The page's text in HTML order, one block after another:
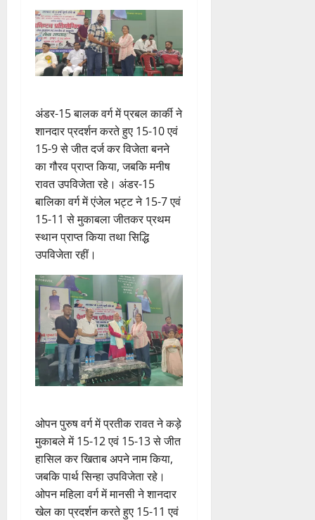
अंडर-15 बालक वर्ग में प्रबल कार्की ने
शानदार प्रदर्शन करते हुए 15-10 एवं
15-9 से जीत दर्ज कर विजेता बनने
का गौरव प्राप्त किया, जबकि मनीष
रावत उपविजेता रहे। अंडर-15
बालिका वर्ग में एंजेल भट्ट ने 15-7 एवं
15-11 से मुकाबला जीतकर प्रथम
स्थान प्राप्त किया तथा सिद्धि
उपविजेता रहीं।
ओपन पुरुष वर्ग में प्रतीक रावत ने कड़े
मुकाबले में 15-12 एवं 15-13 से जीत
हासिल कर खिताब अपने नाम किया,
जबकि पार्थ सिन्हा उपविजेता रहे।
ओपन महिला वर्ग में मानसी ने शानदार
खेल का प्रदर्शन करते हुए 15-11 एवं